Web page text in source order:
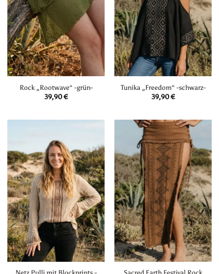
Rock „Rootwave“ -grün-
39,90€
Tunika „Freedom“ -schwarz-
39,90€